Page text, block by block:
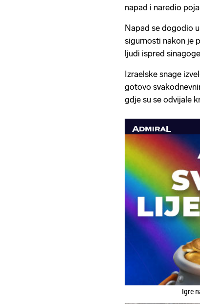
napad i naredio
Napad se dogodio
sigurnosti nakon je
ljudi ispred
Izraelske snage
gotovo
gdje su se odvijale
Igre